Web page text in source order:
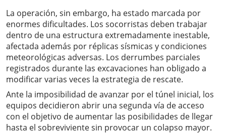
La operación, sin embargo, ha estado marcada por
enormes dificultades. Los socorristas deben trabajar
dentro de una estructura extremadamente inestable,
afectada además por réplicas sísmicas y condiciones
meteorológicas adversas. Los derrumbes parciales
registrados durante las excavaciones han obligado a
modificar varias veces la estrategia de rescate.
Ante la imposibilidad de avanzar por el túnel inicial, los
equipos decidieron abrir una segunda vía de acceso
con el objetivo de aumentar las posibilidades de llegar
hasta el sobreviviente sin provocar un colapso mayor.